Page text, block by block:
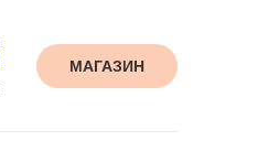
МАГАЗИН